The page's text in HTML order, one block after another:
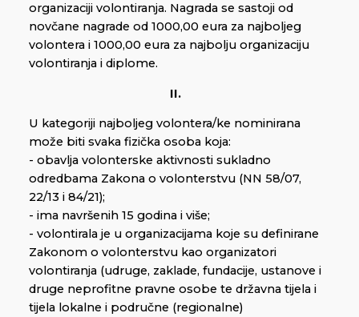
organizaciji volontiranja. Nagrada se sastoji od
novčane nagrade od 1000,00 eura za najboljeg
volontera i 1000,00 eura za najbolju organizaciju
volontiranja i diplome.
II.
U kategoriji najboljeg volontera/ke nominirana
može biti svaka fizička osoba koja:
- obavlja volonterske aktivnosti sukladno
odredbama Zakona o volonterstvu (NN 58/07,
22/13 i 84/21);
- ima navršenih 15 godina i više;
- volontirala je u organizacijama koje su definirane
Zakonom o volonterstvu kao organizatori
volontiranja (udruge, zaklade, fundacije, ustanove i
druge neprofitne pravne osobe te državna tijela i
tijela lokalne i područne (regionalne)